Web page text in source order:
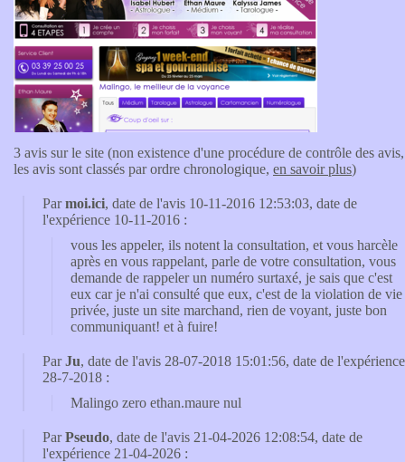
3 avis sur le site (non existence d'une procédure de contrôle des avis,
les avis sont classés par ordre chronologique, en savoir plus)
Parmoi.ici, date de l'avis 10-11-2016 12:53:03, date de
l'expérience 10-11-2016 :
vous les appeler, ils notent la consultation, et vous harcèle
après en vous rappelant, parle de votre consultation, vous
demande de rappeler un numéro surtaxé, je sais que c'est
eux car je n'ai consulté que eux, c'est de la violation de vie
privée, juste un site marchand, rien de voyant, juste bon
communiquant! et à fuire!
ParJu, date de l'avis 28-07-2018 15:01:56, date de l'expérience
28-7-2018 :
Malingo zero ethan.maure nul
ParPseudo, date de l'avis 21-04-2026 12:08:54, date de
l'expérience 21-04-2026 :